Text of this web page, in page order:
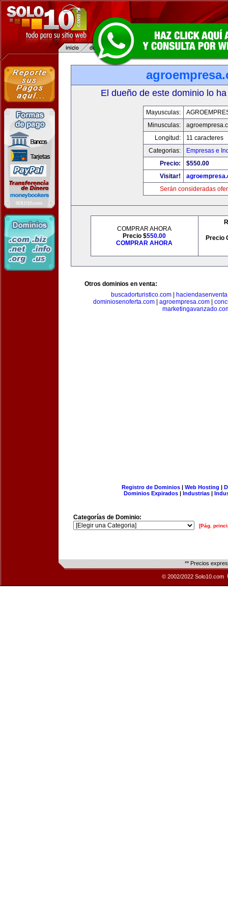
El dueño de este dominio lo
Mayusculas:
Minusculas:
Longitud:
11 caracteres
Categorias:
Empresas e
Precio:
$550.00
Visitar!
Serán consideradas
COMPRAR AHORA
Precio $550.00
COMPRAR AHORA
Precio
Otros dominios en venta:
buscadorturistico.com|
dominiosenoferta.com| agroempresa.com|
Registro de Dominios| Web Hosting |
Dominios Expirados | Industrias |
Categorías de Dominio:
[Pág.
** Precios
© 2002/2022 Solo10.com